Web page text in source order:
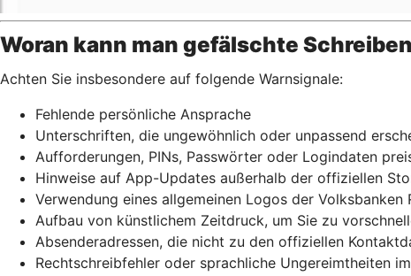
Woran kann man gefälschte
Achten Sie insbesondere auf folgende Warnsignale:
Fehlende persönliche Ansprache
Unterschriften, die ungewöhnlich oder unpassend
Aufforderungen, PINs, Passwörter oder Logindaten
Hinweise auf App-Updates außerhalb der offiziellen
Verwendung eines allgemeinen Logos der
Aufbau von künstlichem Zeitdruck, um Sie zu
Absenderadressen, die nicht zu den offiziellen
Rechtschreibfehler oder sprachliche Ungereimtheiten